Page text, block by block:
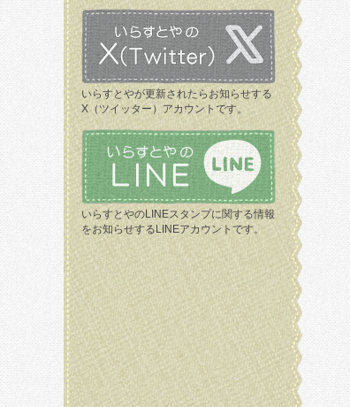
いらすとやが更新されたらお知らせする
X（ツイッター）アカウントです。
いらすとやのLINEスタンプに関する情報
をお知らせするLINEアカウントです。